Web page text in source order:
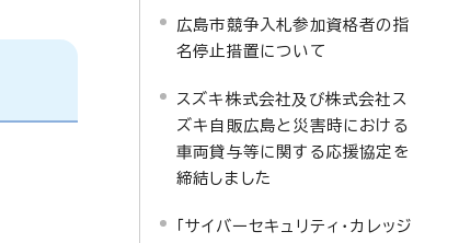
広島市競争入札参加資格者の指
名停止措置について
スズキ株式会社及び株式会社ス
ズキ自販広島と災害時における
車両貸与等に関する応援協定を
締結しました
「サイバーセキュリティ・カレッジ